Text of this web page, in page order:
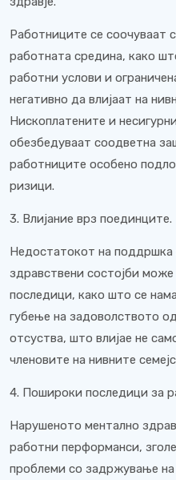
Работниците се соочуваат
работната средина, како
работни услови и
негативно да влијаат на
Нископлатените и
обезбедуваат соодветна
работниците особено
ризици.
3. Влијание врз поединците.
Недостатокот на поддршка
здравствени состојби може
последици, како што се
губење на задоволството
отсуства, што влијае не
членовите на нивните
4. Пошироки последици за
Нарушеното ментално
работни перформанси,
проблеми со задржување